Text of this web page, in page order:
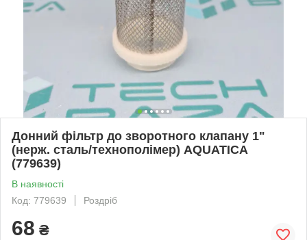
Донний фільтр до зворотного клапану 1"
(нерж. сталь/технополімер) AQUATICA
(779639)
В наявності
Код: 779639
Роздріб
68 ₴